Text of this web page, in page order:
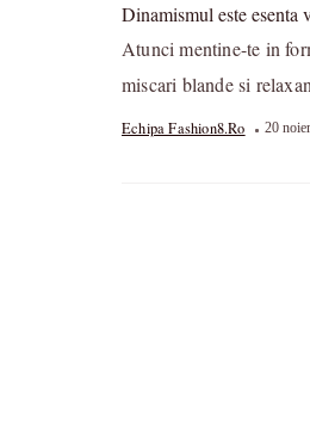
Dinamismul este esenta
Atunci mentine-te in
miscari blande si
Echipa Fashion8.ro 20